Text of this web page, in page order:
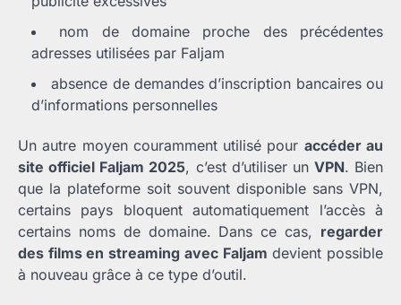
nom de domaine proche des précédentes
adresses utilisées par Faljam
absence de demandes d’inscription bancaires ou
d’informations personnelles
Un autre moyen couramment utilisé pour accéder au
site officiel Faljam 2025, c’est d’utiliser un VPN. Bien
que la plateforme soit souvent disponible sans VPN,
certains pays bloquent automatiquement l’accès à
certains noms de domaine. Dans ce cas, regarder
des films en streaming avec Faljam devient possible
à nouveau grâce à ce type d’outil.